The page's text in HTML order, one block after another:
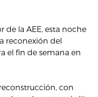
de la AEE, esta noche
reconexión del
el fin de semana en
con